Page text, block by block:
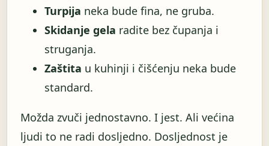
Turpija neka bude fina, ne gruba.
Skidanje gela radite bez čupanja i
struganja.
Zaštita u kuhinji i čišćenju neka bude
standard.
Možda zvuči jednostavno. I jest. Ali većina
ljudi to ne radi dosljedno. Dosljednost je